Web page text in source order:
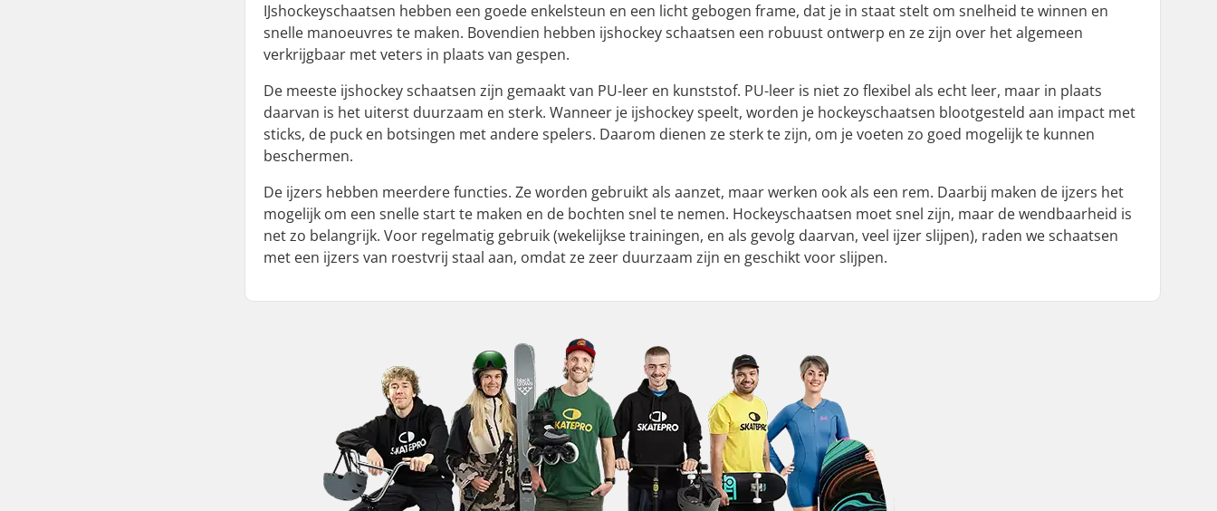
IJshockeyschaatsen hebben een goede enkelsteun en een licht gebogen frame, dat je in staat stelt om snelheid te winnen en
snelle manoeuvres te maken. Bovendien hebben ijshockey schaatsen een robuust ontwerp en ze zijn over het algemeen
verkrijgbaar met veters in plaats van gespen.
De meeste ijshockey schaatsen zijn gemaakt van PU-leer en kunststof. PU-leer is niet zo flexibel als echt leer, maar in plaats
daarvan is het uiterst duurzaam en sterk. Wanneer je ijshockey speelt, worden je hockeyschaatsen blootgesteld aan impact met
sticks, de puck en botsingen met andere spelers. Daarom dienen ze sterk te zijn, om je voeten zo goed mogelijk te kunnen
beschermen.
De ijzers hebben meerdere functies. Ze worden gebruikt als aanzet, maar werken ook als een rem. Daarbij maken de ijzers het
mogelijk om een snelle start te maken en de bochten snel te nemen. Hockeyschaatsen moet snel zijn, maar de wendbaarheid is
net zo belangrijk. Voor regelmatig gebruik (wekelijkse trainingen, en als gevolg daarvan, veel ijzer slijpen), raden we schaatsen
met een ijzers van roestvrij staal aan, omdat ze zeer duurzaam zijn en geschikt voor slijpen.